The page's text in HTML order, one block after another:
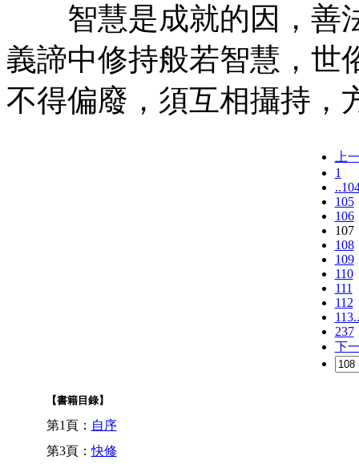
智慧是成就的因，善
義諦中修持般若智慧，世
不得偏廢，須互相攝持，
上
1
105
106
107
108
109
110
111
112
113..
237
下
【書籍目錄】
第1頁： 自序
第3頁：快修